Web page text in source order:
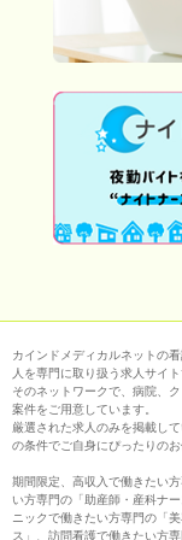
カインドメディカルネットの
人を専門に取り扱う求人サイ
そのネットワークで、病院、
案件をご用意しています。
厳選された求人のみを掲載し
の条件でご自身にぴったりの
期間限定、高収入で働きたい
い方専門の「助産師・産科ナ
ニックで働きたい方専門の「
ス」、訪問看護で働きたい方